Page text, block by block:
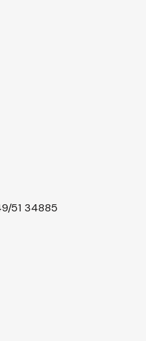
51 34885